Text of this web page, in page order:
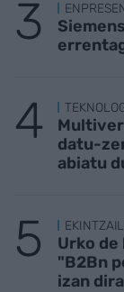
datu-
abiatu
Urko de
"B2Bn
izan